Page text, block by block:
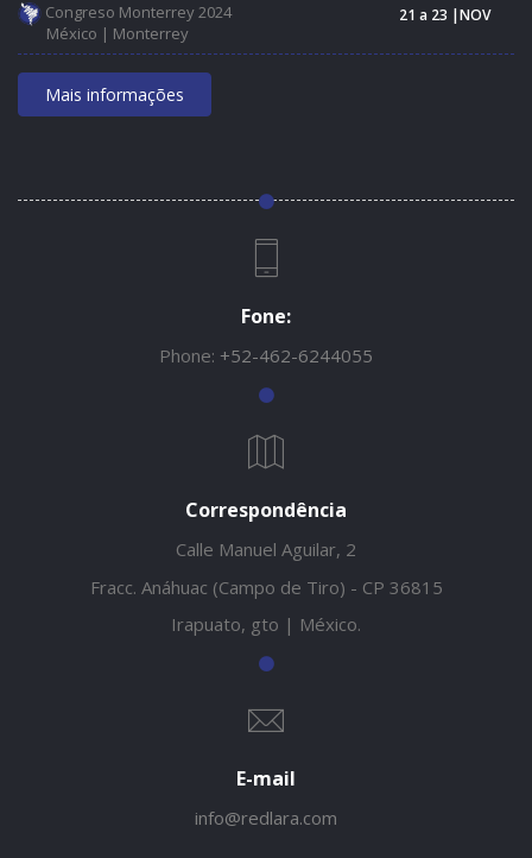
Congreso Monterrey 2024
México | Monterrey
21 a 23 |NOV
Mais informações
Fone:
Phone: +52-462-6244055
Correspondência
Calle Manuel Aguilar, 2
Fracc. Anáhuac (Campo de Tiro) - CP 36815
Irapuato, gto | México.
E-mail
info@redlara.com